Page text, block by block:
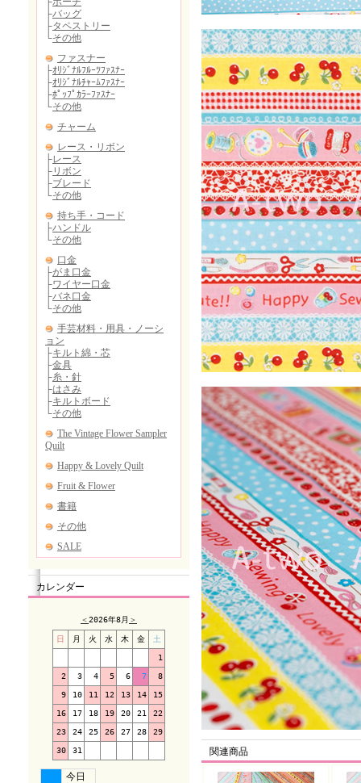
カレンダー
＜2026年8月 ＞
日 月 火 水 木 金 土
1
2 3 4 5 6 7 8
9 10 11 12 13 14 15
16 17 18 19 20 21 22
23 24 25 26 27 28 29
30 31
今日
関連商品